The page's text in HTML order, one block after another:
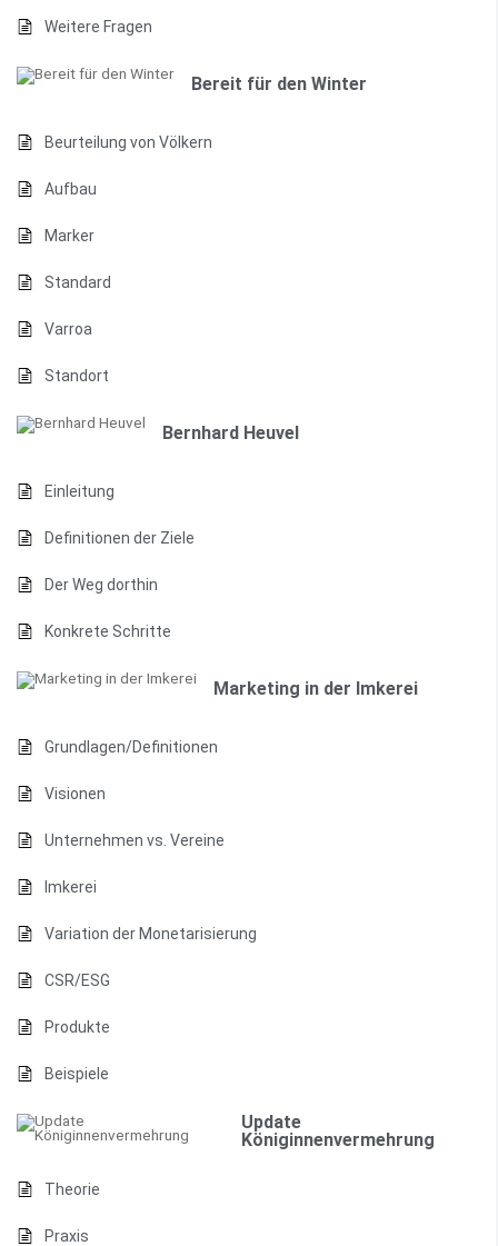
Weitere Fragen
Bereit für den Winter
Beurteilung von Völkern
Aufbau
Marker
Standard
Varroa
Standort
Bernhard Heuvel
Einleitung
Definitionen der Ziele
Der Weg dorthin
Konkrete Schritte
Marketing in der Imkerei
Grundlagen/Definitionen
Visionen
Unternehmen vs. Vereine
Imkerei
Variation der Monetarisierung
CSR/ESG
Produkte
Beispiele
Update
Königinnenvermehrung
Theorie
Praxis